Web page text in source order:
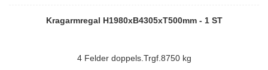
Kragarmregal H1980xB4305xT500mm - 1 ST
4 Felder doppels.Trgf.8750 kg